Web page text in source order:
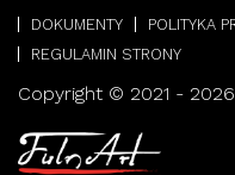
DOKUMENTY
POLITYKA
REGULAMIN STRONY
Copyright © 2021 -